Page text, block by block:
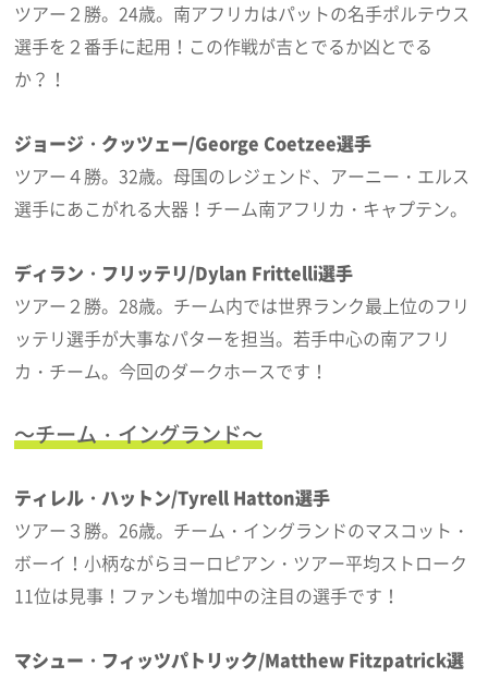
ツアー２勝。24歳。南アフリカはパットの名手ポルテウス
選手を２番手に起用！この作戦が吉とでるか凶とでる
か？！
ジョージ・クッツェー/George Coetzee選手
ツアー４勝。32歳。母国のレジェンド、アーニー・エルス
選手にあこがれる大器！チーム南アフリカ・キャプテン。
ディラン・フリッテリ/Dylan Frittelli選手
ツアー２勝。28歳。チーム内では世界ランク最上位のフリ
ッテリ選手が大事なパターを担当。若手中心の南アフリ
カ・チーム。今回のダークホースです！
～チーム・イングランド～
ティレル・ハットン/Tyrell Hatton選手
ツアー３勝。26歳。チーム・イングランドのマスコット・
ボーイ！小柄ながらヨーロピアン・ツアー平均ストローク
11位は見事！ファンも増加中の注目の選手です！
マシュー・フィッツパトリック/Matthew Fitzpatrick選